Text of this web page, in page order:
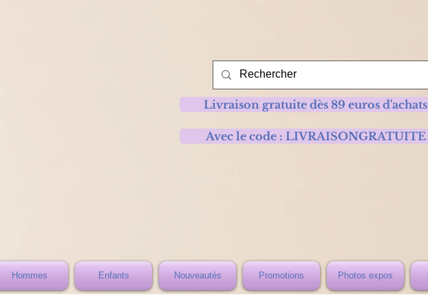
Livraison gratuite dès 89 euros d'achats
Avec le code : LIVRAISONGRATUITE
Hommes Enfants Nouveautés Promotions Photos expos